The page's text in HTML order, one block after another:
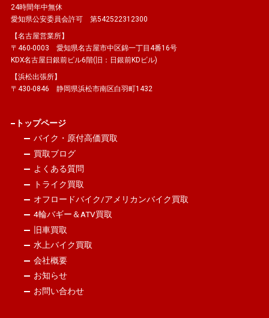
24時間年中無休
愛知県公安委員会許可 第542522312300
【名古屋営業所】
〒460-0003 愛知県名古屋市中区錦一丁目4番16号
KDX名古屋日銀前ビル6階(旧：日銀前KDビル)
【浜松出張所】
〒430-0846 静岡県浜松市南区白羽町1432
トップページ
バイク・原付高価買取
買取ブログ
よくある質問
トライク買取
オフロードバイク/アメリカンバイク買取
4輪バギー＆ATV買取
旧車買取
水上バイク買取
会社概要
お知らせ
お問い合わせ